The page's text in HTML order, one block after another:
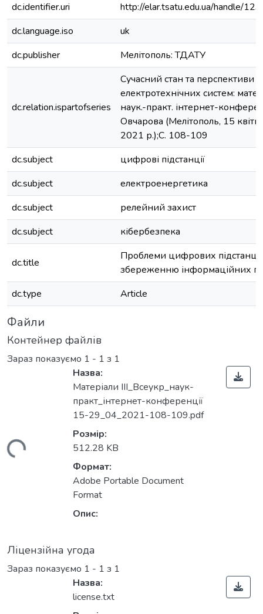
dc.identifier.uri
http://elar.tsatu.edu.ua/handle/
dc.language.iso
uk
dc.publisher
Мелітополь: ТДАТУ
dc.relation.ispartofseries
Сучасний стан та перспективи
електротехнічних систем:
наук.-практ. інтернет-
Овчарова (Мелітополь, 15
2021 р.);С. 108-109
dc.subject
цифрові підстанції
dc.subject
електроенергетика
dc.subject
релейний захист
dc.subject
кібербезпека
dc.title
Проблеми цифрових
збереженню інформаційних
dc.type
Article
Файли
Контейнер файлів
Зараз показуємо 1 - 1 з 1
Назва:
Матеріали IІI_Всеукр_наук-
практ_інтернет-конференції
15-29_04_2021-108-109.pdf
Розмір:
512.28 KB
Формат:
Adobe Portable Document
Format
Опис:
Ліцензійна угода
Зараз показуємо 1 - 1 з 1
Назва:
license.txt